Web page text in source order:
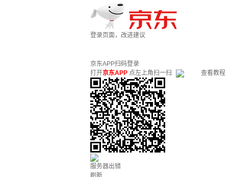
登录页面，改进建议
京东APP扫码登录
打开京东APP 点左上角扫一扫 查看教程
服务器出错
刷新